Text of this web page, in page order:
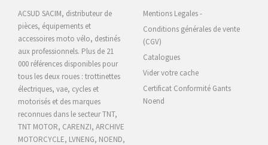
ACSUD SACIM, distributeur de
pièces, équipements et
accessoires moto vélo, destinés
aux professionnels. Plus de 21
000 références disponibles pour
tous les deux roues : trottinettes
électriques, vae, cycles et
motorisés et des marques
reconnues dans le secteur TNT,
TNT MOTOR, CARENZI, ARCHIVE
MOTORCYCLE, LVNENG, NOEND,
Mentions Legales -
Conditions générales de vente
(CGV)
Catalogues
Vider votre cache
Certificat Conformité Gants
Noend